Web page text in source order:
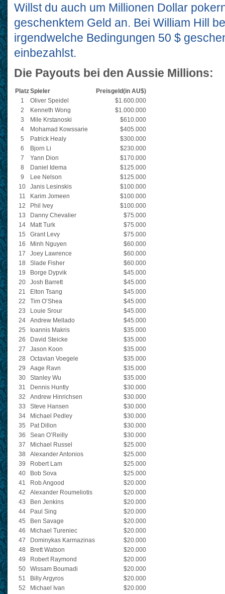
Willst du auch um Millionen Dollar
geschenktem Geld an. Bei William Hill
irgendwelche Bedingungen 50 $
einbezahlst.
Die Payouts bei den Aussie Millions:
PlatzSpieler
Preisgeld(in AU$)
1
Oliver Speidel
$1.600.000
2
Kenneth Wong
$1.000.000
3
Mile Krstanoski
$610.000
4
Mohamad Kowssarie
$405.000
5
Patrick Healy
$300.000
6
Bjorn Li
$230.000
7
Yann Dion
$170.000
8
Daniel Idema
$125.000
9
Lee Nelson
$125.000
10
Janis Lesinskis
$100.000
11
Karim Jomeen
$100.000
12
Phil Ivey
$100.000
13
Danny Chevalier
$75.000
14
Matt Turk
$75.000
15
Grant Levy
$75.000
16
Minh Nguyen
$60.000
17
Joey Lawrence
$60.000
18
Slade Fisher
$60.000
19
Borge Dypvik
$45.000
20
Josh Barrett
$45.000
21
Elton Tsang
$45.000
22
Tim O’Shea
$45.000
23
Louie Srour
$45.000
24
Andrew Mellado
$45.000
25
Ioannis Makris
$35.000
26
David Steicke
$35.000
27
Jason Koon
$35.000
28
Octavian Voegele
$35.000
29
Aage Ravn
$35.000
30
Stanley Wu
$35.000
31
Dennis Huntly
$30.000
32
Andrew Hinrichsen
$30.000
33
Steve Hansen
$30.000
34
Michael Pedley
$30.000
35
Pat Dillon
$30.000
36
Sean O’Reilly
$30.000
37
Michael Russel
$25.000
38
Alexander Antonios
$25.000
39
Robert Lam
$25.000
40
Bob Sova
$25.000
41
Rob Angood
$20.000
42
Alexander Roumeliotis
$20.000
43
Ben Jenkins
$20.000
44
Paul Sing
$20.000
45
Ben Savage
$20.000
46
Michael Tureniec
$20.000
47
Dominykas Karmazinas
$20.000
48
Brett Watson
$20.000
49
Robert Raymond
$20.000
50
Wissam Boumadi
$20.000
51
Billy Argyros
$20.000
52
Michael Ivan $20.000